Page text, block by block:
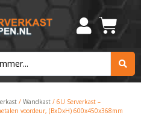
/Wandkast / 6U Serverkast –
voordeur, (BxDxH) 600x450x368mm